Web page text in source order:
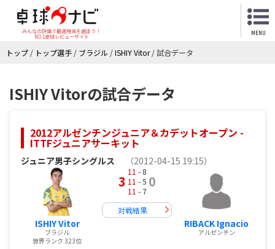
みんなの評価で最適用具を選ぼう！
NO.1卓球レビューサイト
MENU
トップ / トップ選手 / ブラジル /ISHIY Vitor/試合データ
ISHIY Vitorの試合データ
2012アルゼンチンジュニア＆カデットオープン -
ITTFジュニアサーキット
ジュニア男子シングルス （2012-04-15 19:15）
ISHIY Vitor
ブラジル
世界ランク 323位
3
11 - 8
11 - 5
11 - 7
0
対戦結果
RIBACK Ignacio
アルゼンチン